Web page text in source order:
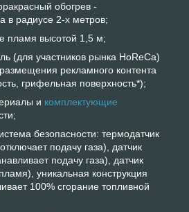
обогрев -
в радиусе 2-х метров;
пламя высотой 1,5 м;
(для участников рынка HoReCa)
рекламного контента
грифельная поверхность*);
и комплектующие
безопасности: термодатчик
подачу газа), датчик
подачу газа), датчик
уникальная конструкция
100% сгорание топливной